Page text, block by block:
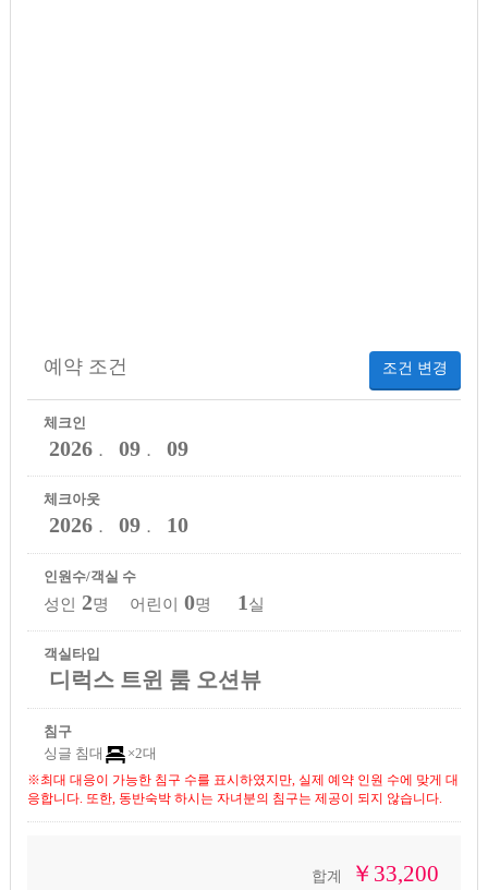
조건 변경
예약 조건
체크인
2026． 09． 09
체크아웃
2026． 09． 10
인원수/객실 수
성인 2명 어린이 0명 1 실
객실타입
디럭스 트윈 룸 오션뷰
침구
싱글 침대
×2대
※최대 대응이 가능한 침구 수를 표시하였지만, 실제 예약 인원 수에 맞게 대
응합니다. 또한, 동반숙박 하시는 자녀분의 침구는 제공이 되지 않습니다.
합계 ￥33,200